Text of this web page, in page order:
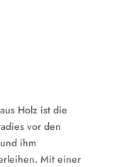
Holz ist die
vor den
ihm
Mit einer